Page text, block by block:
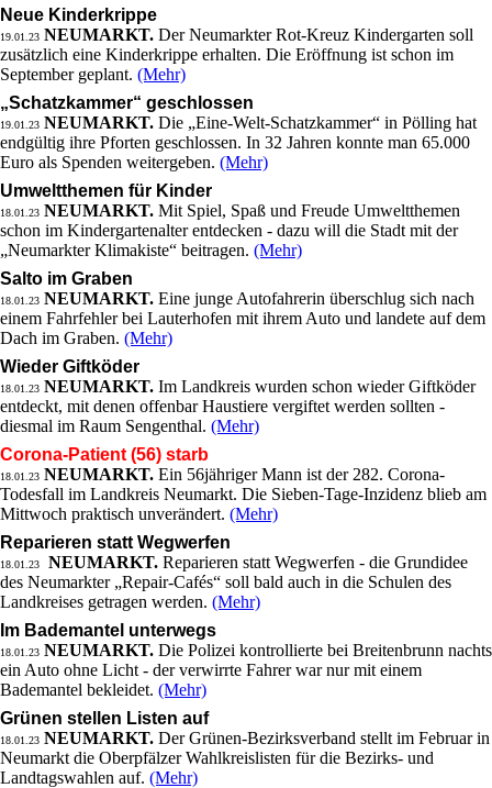
Neue Kinderkrippe
19.01.23 NEUMARKT. Der Neumarkter Rot-Kreuz Kindergarten soll
zusätzlich eine Kinderkrippe erhalten. Die Eröffnung ist schon im
September geplant. (Mehr)
„Schatzkammer“ geschlossen
19.01.23 NEUMARKT. Die „Eine-Welt-Schatzkammer“ in Pölling hat
endgültig ihre Pforten geschlossen. In 32 Jahren konnte man 65.000
Euro als Spenden weitergeben. (Mehr)
Umweltthemen für Kinder
18.01.23 NEUMARKT. Mit Spiel, Spaß und Freude Umweltthemen
schon im Kindergartenalter entdecken - dazu will die Stadt mit der
„Neumarkter Klimakiste“ beitragen. (Mehr)
Salto im Graben
18.01.23 NEUMARKT. Eine junge Autofahrerin überschlug sich nach
einem Fahrfehler bei Lauterhofen mit ihrem Auto und landete auf dem
Dach im Graben. (Mehr)
Wieder Giftköder
18.01.23 NEUMARKT. Im Landkreis wurden schon wieder Giftköder
entdeckt, mit denen offenbar Haustiere vergiftet werden sollten -
diesmal im Raum Sengenthal. (Mehr)
Corona-Patient (56) starb
18.01.23 NEUMARKT. Ein 56jähriger Mann ist der 282. Corona-
Todesfall im Landkreis Neumarkt. Die Sieben-Tage-Inzidenz blieb am
Mittwoch praktisch unverändert. (Mehr)
Reparieren statt Wegwerfen
18.01.23 NEUMARKT. Reparieren statt Wegwerfen - die Grundidee
des Neumarkter „Repair-Cafés“ soll bald auch in die Schulen des
Landkreises getragen werden. (Mehr)
Im Bademantel unterwegs
18.01.23 NEUMARKT. Die Polizei kontrollierte bei Breitenbrunn nachts
ein Auto ohne Licht - der verwirrte Fahrer war nur mit einem
Bademantel bekleidet. (Mehr)
Grünen stellen Listen auf
18.01.23 NEUMARKT. Der Grünen-Bezirksverband stellt im Februar in
Neumarkt die Oberpfälzer Wahlkreislisten für die Bezirks- und
Landtagswahlen auf. (Mehr)